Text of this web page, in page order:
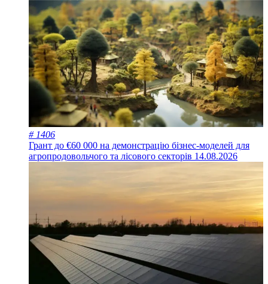
# 1406
Грант до €60 000 на демонстрацію бізнес-моделей для
агропродовольчого та лісового секторів 14.08.2026